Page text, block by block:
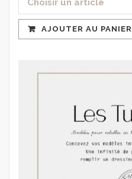
AJOUTER AU PANIER